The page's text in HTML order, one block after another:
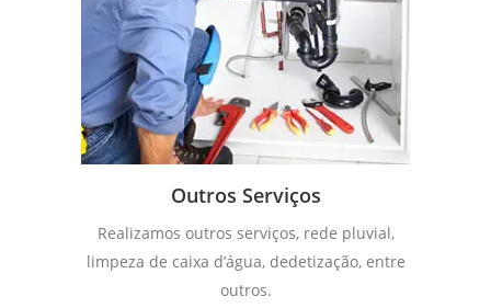
Outros Serviços
Realizamos outros serviços, rede pluvial,
limpeza de caixa d’água, dedetização, entre
outros.